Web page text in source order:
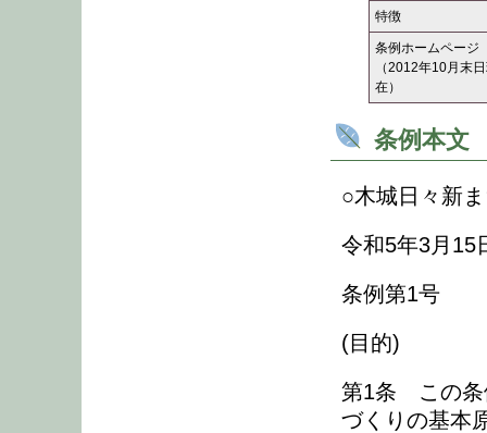
特徴
条例ホームページ
（2012年10月末
在）
条例本文
○木城日々新
令和5年3月15
条例第1号
(目的)
第1条 この条
づくりの基本